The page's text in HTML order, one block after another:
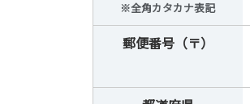
※全角カタカナ表記
郵便番号（〒）